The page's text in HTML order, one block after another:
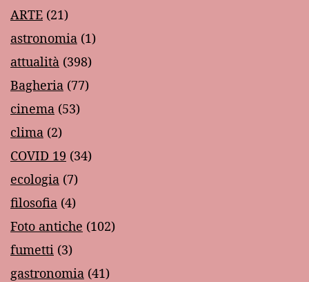
ARTE (21)
astronomia (1)
attualità (398)
Bagheria (77)
cinema (53)
clima (2)
COVID 19 (34)
ecologia (7)
filosofia (4)
Foto antiche (102)
fumetti (3)
gastronomia (41)